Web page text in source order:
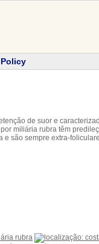
de suor e
miliária rubra têm
e são sempre extra-